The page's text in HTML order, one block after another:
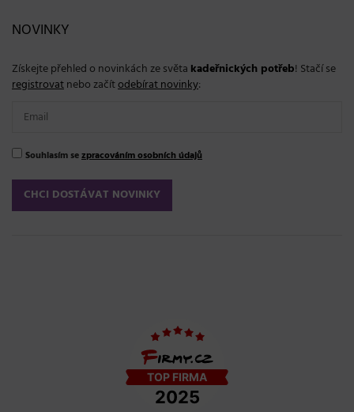
NOVINKY
Získejte přehled o novinkách ze světa kadeřnických potřeb! Stačí se
registrovatnebo začítodebírat novinky:
Souhlasím sezpracováním osobních údajů